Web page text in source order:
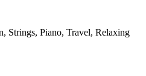
Strings, Piano, Travel, Relaxing